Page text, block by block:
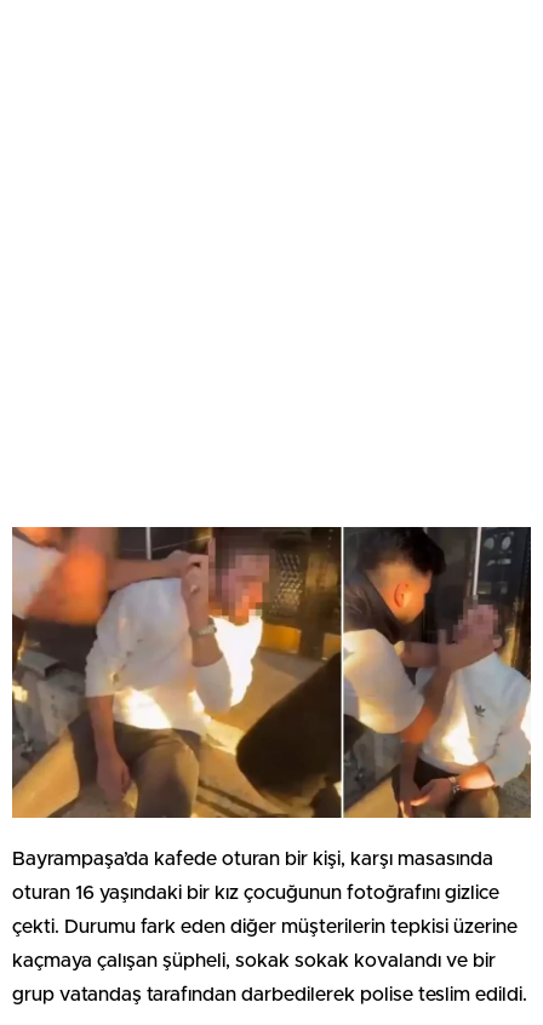
Bayrampaşa’da kafede oturan bir kişi, karşı masasında
oturan 16 yaşındaki bir kız çocuğunun fotoğrafını gizlice
çekti. Durumu fark eden diğer müşterilerin tepkisi üzerine
kaçmaya çalışan şüpheli, sokak sokak kovalandı ve bir
grup vatandaş tarafından darbedilerek polise teslim edildi.